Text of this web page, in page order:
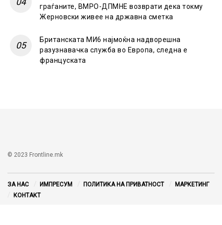
граѓаните, ВМРО-ДПМНЕ возврати дека токму
Жерновски живее на државна сметка
Британската МИ6 најмоќна надворешна
разузнавачка служба во Европа, следна е
француската
© 2023 Frontline.mk
ЗА НАС ИМПРЕСУМ ПОЛИТИКА НА ПРИВАТНОСТ
МАРКЕТИНГ
КОНТАКТ